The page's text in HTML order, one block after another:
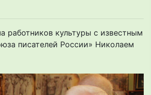
работников культуры с известным
писателей России» Николаем